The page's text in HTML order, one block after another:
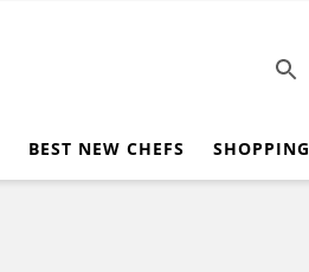
BEST NEW CHEFS SHOPPING